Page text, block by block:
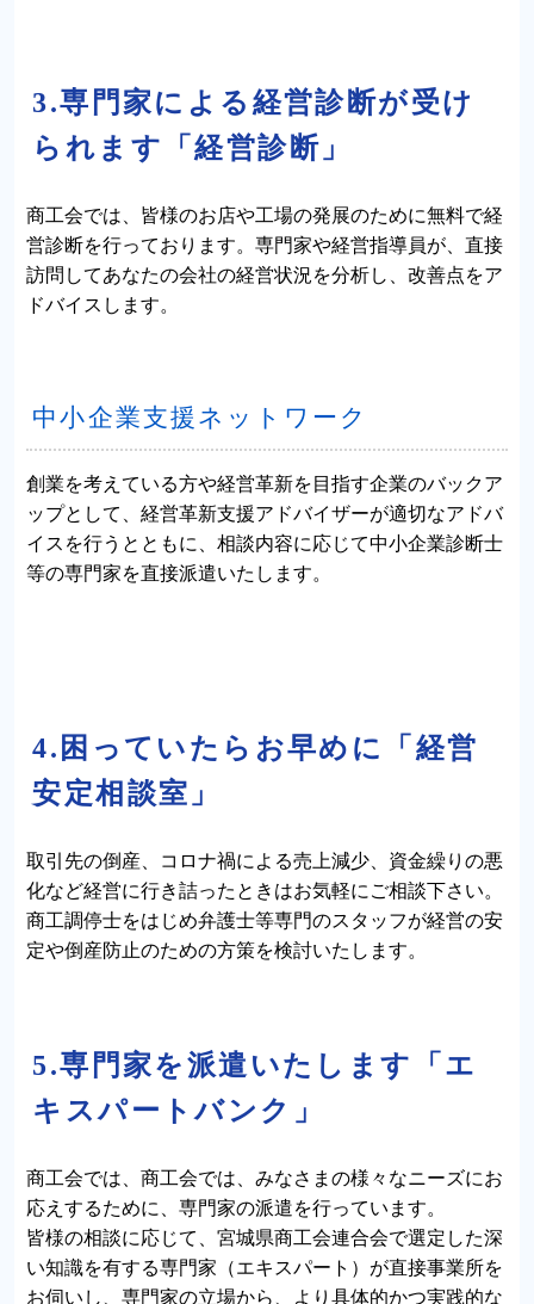
3.専門家による経営診断が受け
られます「経営診断」
商工会では、皆様のお店や工場の発展のために無料で経
営診断を行っております。専門家や経営指導員が、直接
訪問してあなたの会社の経営状況を分析し、改善点をア
ドバイスします。
中小企業支援ネットワーク
創業を考えている方や経営革新を目指す企業のバックア
ップとして、経営革新支援アドバイザーが適切なアドバ
イスを行うとともに、相談内容に応じて中小企業診断士
等の専門家を直接派遣いたします。
4.困っていたらお早めに「経営
安定相談室」
取引先の倒産、コロナ禍による売上減少、資金繰りの悪
化など経営に行き詰ったときはお気軽にご相談下さい。
商工調停士をはじめ弁護士等専門のスタッフが経営の安
定や倒産防止のための方策を検討いたします。
5.専門家を派遣いたします「エ
キスパートバンク」
商工会では、商工会では、みなさまの様々なニーズにお
応えするために、専門家の派遣を行っています。
皆様の相談に応じて、宮城県商工会連合会で選定した深
い知識を有する専門家（エキスパート）が直接事業所を
お伺いし、専門家の立場から、より具体的かつ実践的な